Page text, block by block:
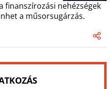
finanszírozási nehézségek
a műsorsugárzás.